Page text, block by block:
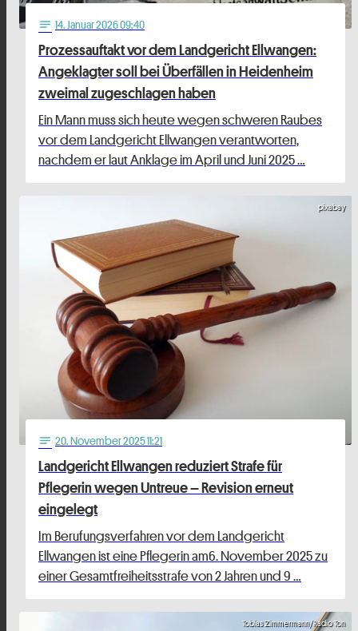
notes 14. Januar 2026 09:40
Prozessauftakt vor dem Landgericht Ellwangen:
Angeklagter soll bei Überfällen in Heidenheim
zweimal zugeschlagen haben
Ein Mann muss sich heute wegen schweren Raubes
vor dem Landgericht Ellwangen verantworten,
nachdem er laut Anklage im April und Juni 2025 …
pixabay
notes 20. November 2025 11:21
Landgericht Ellwangen reduziert Strafe für
Pflegerin wegen Untreue – Revision erneut
eingelegt
Im Berufungsverfahren vor dem Landgericht
Ellwangen ist eine Pflegerin am6. November 2025 zu
einer Gesamtfreiheitsstrafe von 2 Jahren und 9 …
Tobias Zimmermann/Radio Ton